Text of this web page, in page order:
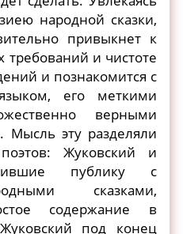
народной сказки,
привыкнет к
требований и чистоте
и познакомится с
его меткими
верными
Мысль эту разделяли
Жуковский и
публику с
сказками,
содержание в
под конец